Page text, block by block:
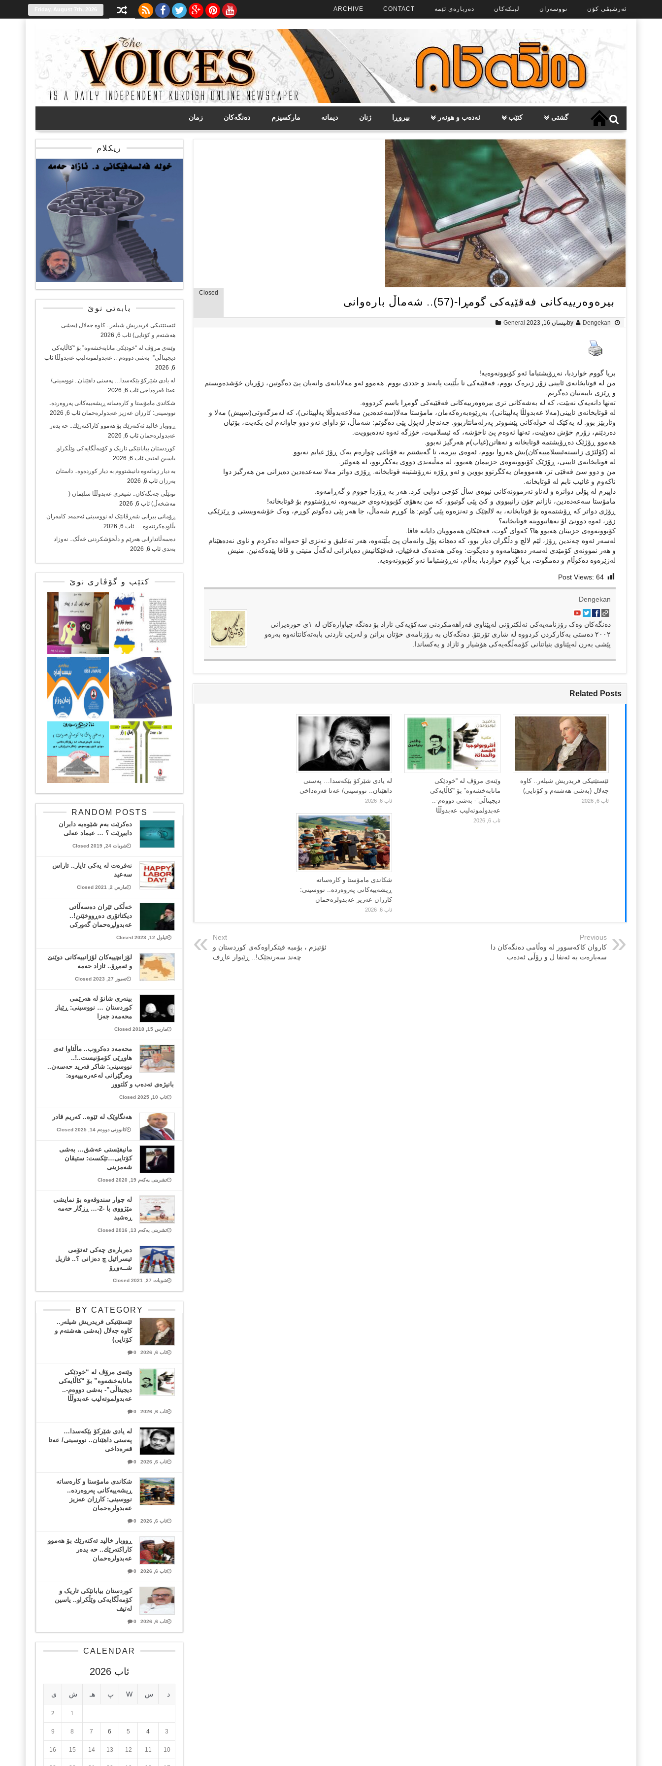
ئەرشیڤی کۆن نووسەران لینکەکان دەربارەی ئێمە CONTACT
ARCHIVE
Friday, August 7th, 2026
گشتی کتێب ئەدەب و هونەر بیروڕا ژنان دیمانە مارکسیزم دەنگەکان زمان
بیرەوەریيەکانی فەقێیەکی گومڕا-(57).. شەماڵ بارەوانی
Closed
by Dengekan نیسان 16, 2023 General
بریا گووم خواردبا، نەڕۆیشتباما ئەو کۆبوونەوەیە!
من لە قوتابخانەی ئایینی زۆر زیرەک بووم، فەقێیەکی تا بڵێیت پابەند و جددی بووم. هەموو ئەو مەلایانەی وانەیان پێ دەگوتین، زۆریان خۆشدەویستم
و ڕێزی تایبەتیان دەگرتم.
تەنها دانەیەک نەبێت، کە لە بەشەکانی تری بیرەوەرییەکانی فەقێیەکی گومڕا باسم کردووە.
لە قوتابخانەی ئایینی(مەلا عەبدولڵا پەلپیتانی)، بەڕێوەبەرەکەمان، مامۆستا مەلا(سەعدەدین مەلاعەبدوڵلا پەلپیتانی)، کە لەمزگەوتی(سپیش) مەلا و
وتاربێژ بوو. لە یەکێک لە خولەکانی پێشووتر پەرلەمانتاربوو. چەندجار لەپۆل پێی دەگوتم: شەماڵ، تۆ داوای ئەو دوو چاوانەم لێ بکەیت، بۆتیان
دەردێنم، زۆرم خۆش دەوێیت، تەنها ئەوەم پێ ناخۆشە، کە ئیسلامیت، خۆزگە ئەوە نەدەبوویت.
هەموو ڕۆژێک دەڕۆیشتمە قوتابخانە و نەهاتن(غیاب)م هەرگیز نەبوو.
لە (کۆلێژی زانستەئیسلامییەکان)یش هەروا بووم، ئەوەی بیرمە، تا گەیشتنم بە قۆناغی چوارەم یەک ڕۆژ غیابم نەبوو.
لە قوتابخانەی ئایینی، ڕۆژێک کۆبوونەوەی حزبیمان هەبوو، لە مەڵبەندی دووی یەکگرتوو، لە هەولێر.
من و دوو سێ فەقێی تر، هەموومان یەکگرتوو بووین و ئەو ڕۆژە نەڕۆشتینە قوتابخانە. ڕۆژی دواتر مەلا سەعدەدین دەیزانی من هەرگیز دوا
ناکەوم و غائیب نابم لە قوتابخانە.
داپیرم لە پۆلی دوانزە و لەناو ئەزموونەکانی نیوەی ساڵ کۆچی دوایی کرد. هەر بە ڕۆژدا چووم و گەڕامەوە.
مامۆستا سەعەدەدین، نازانم چۆن زانیبووی و کێ پێی گوتبوو، کە من بەهۆی کۆبوونەوەی حزبییەوە، نەڕۆشتووم بۆ قوتابخانە!
ڕۆژی دواتر کە ڕۆشتمەوە بۆ قوتابخانە، بە لالچێک و تەنزەوە پێی گوتم: ها کوڕم شەماڵ، جا هەر پێی دەگوتم کوڕم، وەک خۆشەویستی و ڕێزێکی
زۆر، ئەوە دوونێ لۆ نەهاتبوویتە قوتابخانە؟
کۆبوونەوەی حزبیتان هەبوو ها؟ کەوای گوت، فەقێکان هەموویان دایانە قاقا.
لەسەر ئەوە چەندین ڕۆژ، لێم لالچ و دڵگران دیار بوو، کە دەهاتە پۆل وانەمان پێ بڵێتەوە، هەر تەعلیق و تەنزی لۆ حەوالە دەکردم و ناوی نەدەهێنام
و هەر نموونەی کۆمێدی لەسەر دەهێنامەوە و دەیگوت: وەکی هەندەک فەقێیان، فەقێکانیش دەیانزانی لەگەڵ منیتی و قاقا پێدەکەنین. منیش
لەژێرەوە دەکوڵام و دەمگوت، بریا گووم خواردبا، بەڵام، نەڕۆشتباما ئەو کۆبوونەوەیە.
Post Views: 64
Dengekan
دەنگەکان وەک رۆژنامەیەکی ئەلکترۆنی لەپێناوی فەراهەمکردنی سەکۆیەکی ئازاد بۆ دەنگە جیاوازەکان لە ١ی حوزەیرانی
٢٠٠٢ دەستی بەکارکردن کردووە لە شاری تۆرنتۆ. دەنگەکان بە رۆژنامەی خۆتان بزانن و لەرێی ناردنی بابەتەکانتانەوە بەرەو
پێشی بەرن لەپێناوی بنیاتنانی کۆمەڵگەیەکی هۆشیار و ئازاد و یەکساندا.
Related Posts
ئێستێتیکی فریدریش شیلەر.. کاوە
جەلال (بەشی هەشتەم و کۆتایی)
ئاب 6, 2026
وێنەی مرۆڤ لە “خودێکی
مانابەخشەوە” بۆ “کاڵایەکی
دیجیتاڵی”- بەشی دووەم-..
عەبدولموتەلیب عەبدوڵڵا
ئاب 6, 2026
لە یادی شێرکۆ بێکەسدا… پەسنی
داهێنان.. نووسینی/ عەتا قەرەداخی
ئاب 6, 2026
شکاندی مامۆستا و کارەساتە
ڕیشەییەکانی پەروەردە.. نووسینی:
کارزان عەزیز عەبدولرەحمان
ئاب 6, 2026
Previous
کاروان کاکەسوور لە وەڵامی دەنگەکان دا
سەبارەت بە ئەنفا ل و رۆڵی ئەدەب
Next
ئۆتیزم ، بۆمبە قیتکراوەکەی کوردستان و
چەند سەرنجێک!.. ڕێبوار عاڕف
ریکلام
بابەتی نوێ
ئێستێتیکی فریدریش شیلەر.. کاوە جەلال (بەشی
هەشتەم و کۆتایی) ئاب 6, 2026
وێنەی مرۆڤ لە “خودێکی مانابەخشەوە” بۆ “کاڵایەکی
دیجیتاڵی”- بەشی دووەم-.. عەبدولموتەلیب عەبدوڵڵا ئاب
6, 2026
لە یادی شێرکۆ بێکەسدا… پەسنی داهێنان.. نووسینی/
عەتا قەرەداخی ئاب 6, 2026
شکاندی مامۆستا و کارەساتە ڕیشەییەکانی پەروەردە..
نووسینی: کارزان عەزیز عەبدولرەحمان ئاب 6, 2026
ڕووبار خالید ئەكتەرێك بۆ هەموو كاراكتەرێك.. حه یدەر
عەبدولرەحمان ئاب 6, 2026
کوردستان بیابانێکی تاریک و کۆمەڵگایەکی وێڵکراو..
یاسین لەتیف ئاب 6, 2026
بە دیار زمانەوە دانیشتووم بە دیار کوردەوە.. داستان
بەرزان ئاب 6, 2026
تونێڵی جەنگەکان.. شیعری عەبدوڵڵا سلێمان (
مەشخەڵ) ئاب 6, 2026
ڕۆمانی بیرانی شەڕڤانێک لە نووسینی ئەحمەد کامەران
بڵاودەکرێتەوە … ئاب 6, 2026
دەسەڵاتدارانی هەرێم و دڵخۆشکردنی خەڵک.. نەوزاد
بەندی ئاب 6, 2026
کتێب و گۆڤاری نوێ
RANDOM POSTS
ده‌كرێت به‌م شێوه‌یه‌ دابران
دایبڕێت ؟ … عیماد عه‌لی
شوبات 24, 2019 Closed
نەفرەت لە یەکی ئایار.. ئاراس
سەعید
مارس 2, 2021 Closed
خەڵکی ئێران دەسەڵاتی
دیکتاتۆری دەڕووخێنن!..
عەبدولڕەحمان گەورکی
ئیلول 12, 2023 Closed
لۆزانچییەکان لۆزانییەکانی دوێنێ
و ئەمڕۆ.. ئازاد حەمە
تەموز 27, 2023 Closed
بینه‌ری شانۆ له‌ هه‌رێمی
كوردستان … نووسینی: ڕێباز
محه‌مه‌د جه‌زا
مارس 15, 2018 Closed
محەمەد دەکروب.. ماڵئاوا ئەی
هاوڕێی کۆمۆنیست..!..
نووسینی: شاکر فەرید حەسەن..
وەرگێرانی لەعەرەبییەوە:
بانیژەی ئەدەب و کلتوور
ئاب 10, 2025 Closed
هەنگاوێک لە ئێوە.. کەریم قادر
کانوونی دووەم 14, 2025 Closed
مانیفێستی عەشق… بەشی
کۆتایی…تێکست: ستیڤان
شەمزینی
تشرینی یەکەم 19, 2020 Closed
لە چوار سندوقەوە بۆ نمایشی
مێژووی با -2-… ڕزگار حەمە
ڕەشید
تشرینی یەکەم 13, 2016 Closed
دەربارەی چەکی ئەتۆمی
ئیسرائیل چ دەزانی ؟.. فازیل
شــەوڕۆ
شوبات 27, 2021 Closed
BY CATEGORY
ئێستێتیکی فریدریش شیلەر..
کاوە جەلال (بەشی هەشتەم و
کۆتایی)
ئاب 6, 2026 0
وێنەی مرۆڤ لە “خودێکی
مانابەخشەوە” بۆ “کاڵایەکی
دیجیتاڵی”- بەشی دووەم-..
عەبدولموتەلیب عەبدوڵڵا
ئاب 6, 2026 0
لە یادی شێرکۆ بێکەسدا…
پەسنی داهێنان.. نووسینی/ عەتا
قەرەداخی
ئاب 6, 2026 0
شکاندی مامۆستا و کارەساتە
ڕیشەییەکانی پەروەردە..
نووسینی: کارزان عەزیز
عەبدولرەحمان
ئاب 6, 2026 0
ڕووبار خالید ئەكتەرێك بۆ هەموو
كاراكتەرێك.. حه یدەر
عەبدولرەحمان
ئاب 6, 2026 0
کوردستان بیابانێکی تاریک و
کۆمەڵگایەکی وێڵکراو.. یاسین
لەتیف
ئاب 6, 2026 0
CALENDAR
ئاب 2026
د س W پ هـ ش ی
1
2
3
4
5
6
7
8
9
10
11
12
13
14
15
16